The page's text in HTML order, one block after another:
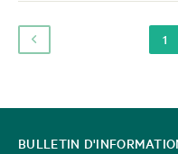
1
CONTACT
BULLETIN